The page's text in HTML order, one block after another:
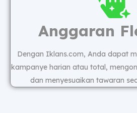
Anggaran
Dengan Iklans.com, Anda dapat
kampanye harian atau total,
dan menyesuaikan tawaran